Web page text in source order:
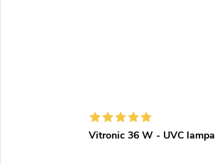
Vitronic 36 W - UVC lampa